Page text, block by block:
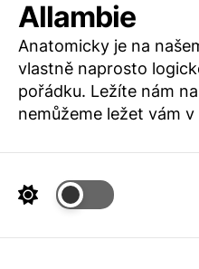
Skip
the
content
Allambie
Anatomicky je na
vlastně naprosto
pořádku. Ležíte nám
nemůžeme ležet vám v